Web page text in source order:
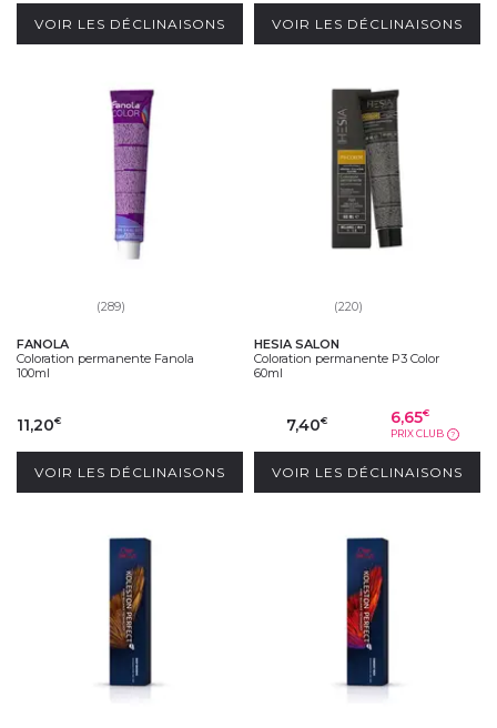
VOIR LES DÉCLINAISONS VOIR LES DÉCLINAISONS
(289)
FANOLA
Coloration permanente Fanola
100ml
11,20€
VOIR LES DÉCLINAISONS
(220)
HESIA SALON
Coloration permanente P3 Color
60ml
7,40€ 6,65€
PRIX CLUB ?
VOIR LES DÉCLINAISONS